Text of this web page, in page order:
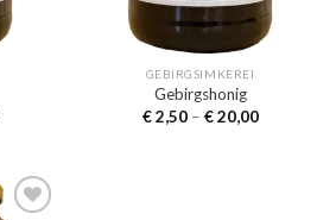
GEBIRGSIMKEREI
Gebirgshonig
€2,50– €20,00